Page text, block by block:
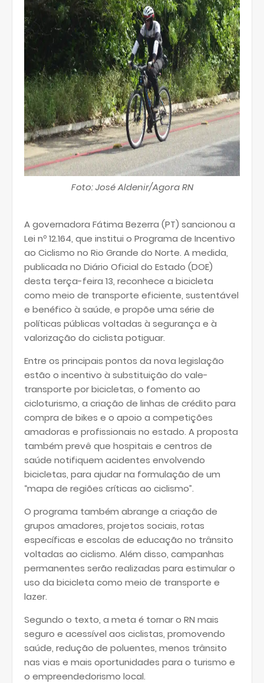
Foto: José Aldenir/Agora RN
A governadora Fátima Bezerra (PT) sancionou a
Lei nº 12.164, que institui o Programa de Incentivo
ao Ciclismo no Rio Grande do Norte. A medida,
publicada no Diário Oficial do Estado (DOE)
desta terça-feira 13, reconhece a bicicleta
como meio de transporte eficiente, sustentável
e benéfico à saúde, e propõe uma série de
políticas públicas voltadas à segurança e à
valorização do ciclista potiguar.
Entre os principais pontos da nova legislação
estão o incentivo à substituição do vale-
transporte por bicicletas, o fomento ao
cicloturismo, a criação de linhas de crédito para
compra de bikes e o apoio a competições
amadoras e profissionais no estado. A proposta
também prevê que hospitais e centros de
saúde notifiquem acidentes envolvendo
bicicletas, para ajudar na formulação de um
“mapa de regiões críticas ao ciclismo”.
O programa também abrange a criação de
grupos amadores, projetos sociais, rotas
específicas e escolas de educação no trânsito
voltadas ao ciclismo. Além disso, campanhas
permanentes serão realizadas para estimular o
uso da bicicleta como meio de transporte e
lazer.
Segundo o texto, a meta é tornar o RN mais
seguro e acessível aos ciclistas, promovendo
saúde, redução de poluentes, menos trânsito
nas vias e mais oportunidades para o turismo e
o empreendedorismo local.